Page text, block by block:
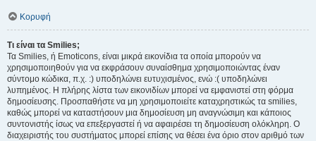
Κορυφή
Τι είναι τα Smilies;
Τα Smilies, ή Emoticons, είναι μικρά εικονίδια τα οποία μπορούν να
χρησιμοποιηθούν για να εκφράσουν συναίσθημα χρησιμοποιώντας έναν
σύντομο κώδικα, π.χ. :) υποδηλώνει ευτυχισμένος, ενώ :( υποδηλώνει
λυπημένος. Η πλήρης λίστα των εικονιδίων μπορεί να εμφανιστεί στη φόρμα
δημοσίευσης. Προσπαθήστε να μη χρησιμοποιείτε καταχρηστικώς τα smilies,
καθώς μπορεί να καταστήσουν μια δημοσίευση μη αναγνώσιμη και κάποιος
συντονιστής ίσως να επεξεργαστεί ή να αφαιρέσει τη δημοσίευση ολόκληρη. Ο
διαχειριστής του συστήματος μπορεί επίσης να θέσει ένα όριο στον αριθμό των